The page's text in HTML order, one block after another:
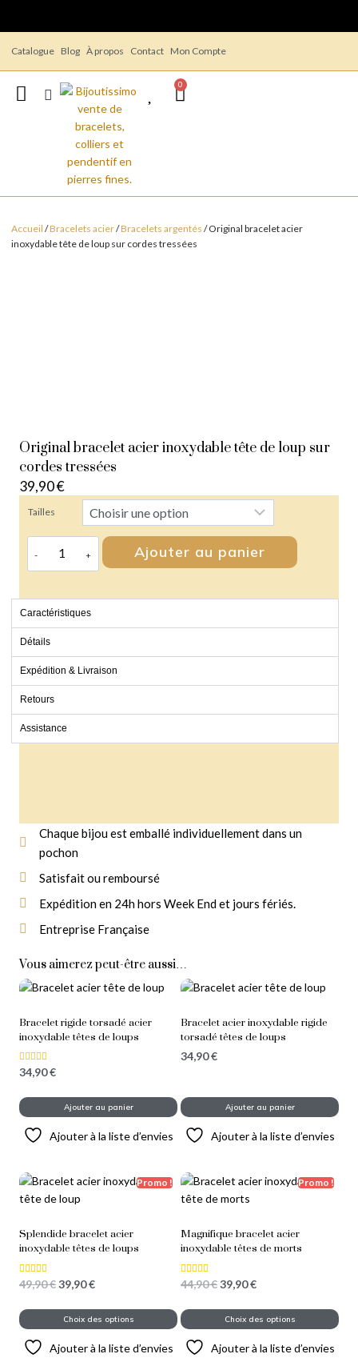
Catalogue Blog À propos Contact Mon Compte
0
Accueil /Bracelets acier/Bracelets argentés / Original bracelet acier
inoxydable tête de loup sur cordes tressées
Original bracelet acier inoxydable tête de loup sur
cordes tressées
39,90€
Tailles
Ajouter au panier
Caractéristiques
Détails
Expédition & Livraison
Retours
Assistance
Livraison Gratuite
À partir de 14,90 € d'achat
Chaque bijou est emballé individuellement dans un
pochon
Satisfait ou remboursé
Expédition en 24h hors Week End et jours fériés.
Entreprise Française
Vous aimerez peut-être aussi…
Bracelet rigide torsadé acier
inoxydable têtes de loups
Note
5.00
34,90€
Ajouter au panier
Ajouter à la liste d’envies
Bracelet acier inoxydable rigide
torsadé têtes de loups
34,90€
Ajouter au panier
Ajouter à la liste d’envies
Promo !
Splendide bracelet acier
inoxydable têtes de loups
Note
5.00
49,90€39,90€
Choix des options
Ajouter à la liste d’envies
Promo !
Magnifique bracelet acier
inoxydable têtes de morts
Note
5.00
44,90€39,90€
Choix des options
Ajouter à la liste d’envies